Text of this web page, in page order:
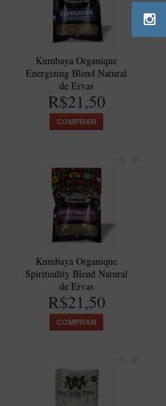
BRASILEIROS
Kumbaya Organique
Energizing Blend Natural
de Ervas
R$21,50
COMPRAR
Kumbaya Organique
Spirituality Blend Natural
de Ervas
R$21,50
COMPRAR